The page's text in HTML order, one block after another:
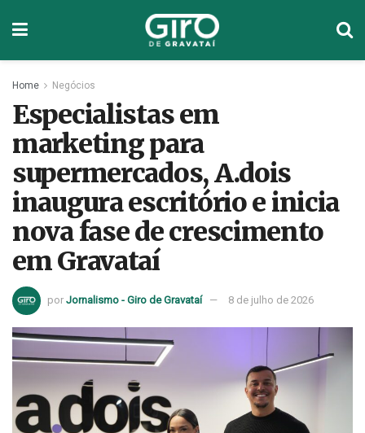
Home Negócios
Especialistas em
marketing para
supermercados, A.dois
inaugura escritório e inicia
nova fase de crescimento
em Gravataí
por Jornalismo - Giro de Gravataí 8 de julho de 2026